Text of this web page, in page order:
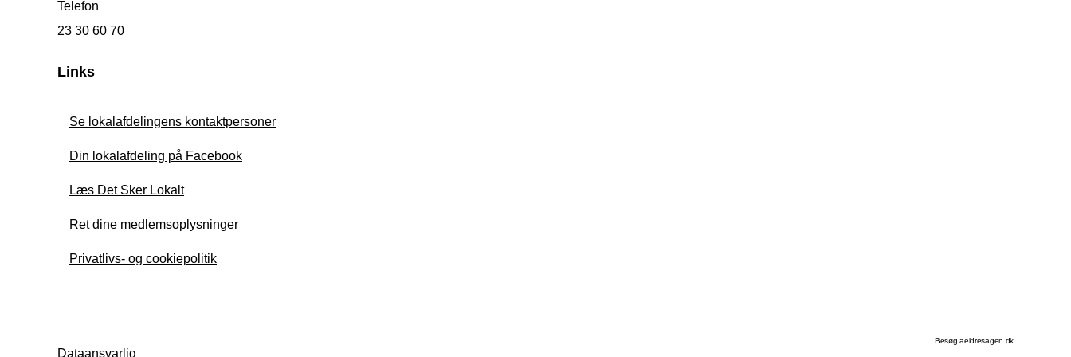
Telefon
23 30 60 70
Links
Se lokalafdelingens kontaktpersoner
Din lokalafdeling på Facebook
Læs Det Sker Lokalt
Ret dine medlemsoplysninger
Privatlivs- og cookiepolitik
Dataansvarlig
Besøg aeldresagen.dk